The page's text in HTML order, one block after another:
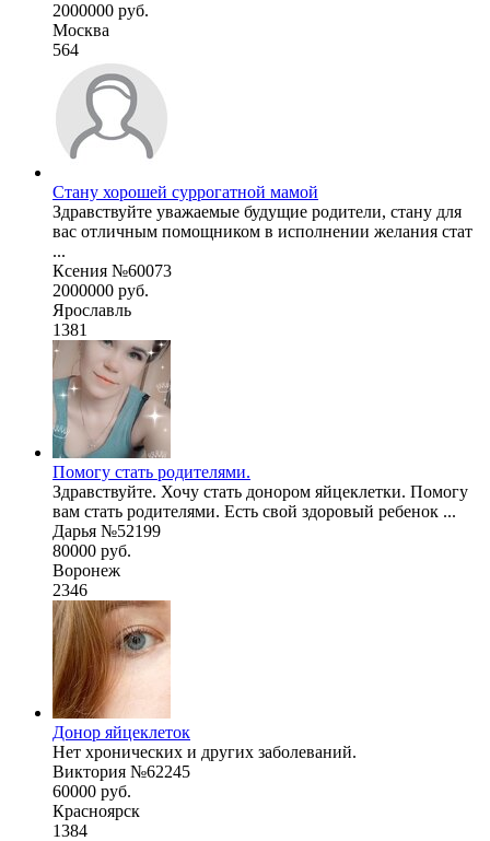
2000000 руб.
Москва
564
Стану хорошей суррогатной мамой
Здравствуйте уважаемые будущие родители, стану для
вас отличным помощником в исполнении желания стат
...
Ксения №60073
2000000 руб.
Ярославль
1381
Помогу стать родителями.
Здравствуйте. Хочу стать донором яйцеклетки. Помогу
вам стать родителями. Есть свой здоровый ребенок ...
Дарья №52199
80000 руб.
Воронеж
2346
Донор яйцеклеток
Нет хронических и других заболеваний.
Виктория №62245
60000 руб.
Красноярск
1384